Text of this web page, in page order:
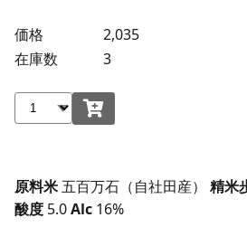
価格
2,035
在庫数
3
原料米五百万石（自社田産） 精米
酸度 5.0Alc 16%